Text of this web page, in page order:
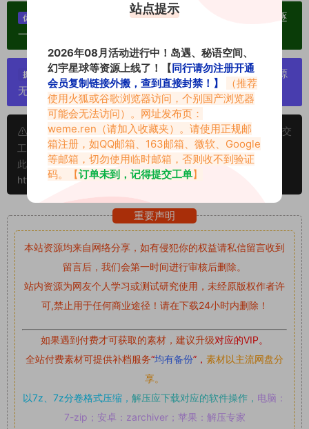
优势：
单个博主作品统一整合分享、素材高度去重复、逐
一归档方便收藏！
提示：
严禁搬运资源链接，一经发现封号处理，素材资源
无露点、需求请绕道，关闭本站网页！
申明：本文资源均来源网友分享，若侵犯了您的权限可以提交
工单处理。
此外本文章皆属于原创文章，转载请注明出处！原文链接：
https://www.vmiba.com/17819.html
重要声明
本站资源均来自网络分享，如有侵犯你的权益请私信留言收到
留言后，我们会第一时间进行审核后删除。
站内资源为网友个人学习或测试研究使用，未经原版权作者许
可,禁止用于任何商业途径！请在下载24小时内删除！
如果遇到付费才可获取的素材，建议升级对应的VIP。
全站付费素材可提供补档服务“均有备份”， 素材以主流网盘分
享。
以7z、7z分卷格式压缩， 解压应下载对应的软件操作， 电脑：
7-zip；安卓：zarchiver；苹果：解压专家
站点提示
2026年08月活动进行中！岛遇、秘语空间、
幻宇星球等资源上线了！【同行请勿注册开通
会员复制链接外搬，查到直接封禁！】
（推荐
使用火狐或谷歌浏览器访问，个别国产浏览器
可能会无法访问）。网址发布页：
weme.ren （请加入收藏夹）。请使用正规邮
箱注册，如QQ邮箱、163邮箱、微软、Google
等邮箱，切勿使用临时邮箱，否则收不到验证
码。【订单未到，记得提交工单】